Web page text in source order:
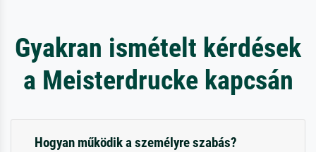
Gyakran ismételt kérdések
a Meisterdrucke kapcsán
Hogyan működik a személyre szabás?